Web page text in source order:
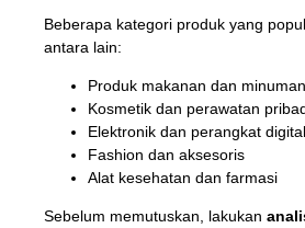
Beberapa kategori produk yang
antara lain:
Produk makanan dan minuman
Kosmetik dan perawatan
Elektronik dan perangkat digital
Fashion dan aksesoris
Alat kesehatan dan farmasi
Sebelum memutuskan, lakukan